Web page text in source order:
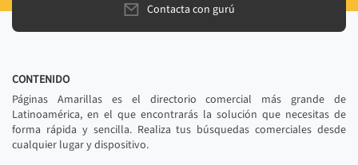
Contacta con gurú
CONTENIDO
Páginas Amarillas es el directorio comercial más grande de
Latinoamérica, en el que encontrarás la solución que necesitas de
forma rápida y sencilla. Realiza tus búsquedas comerciales desde
cualquier lugar y dispositivo.